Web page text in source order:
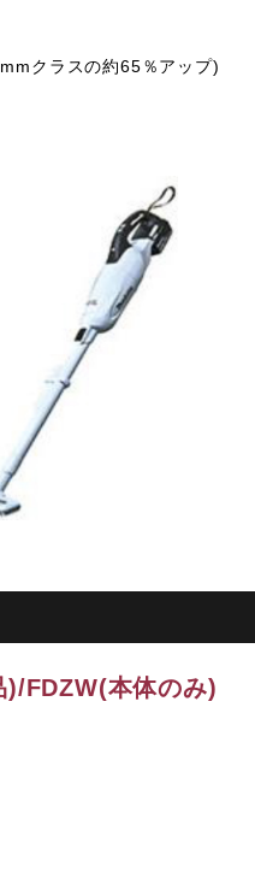
クラスの約65％アップ)
FDZW(本体のみ)